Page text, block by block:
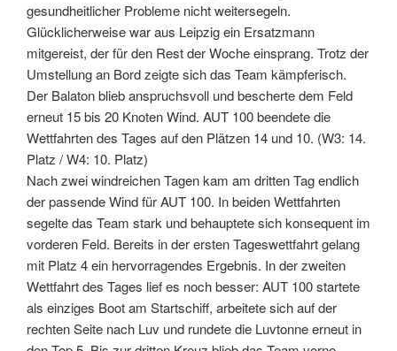
gesundheitlicher Probleme nicht weitersegeln.
Glücklicherweise war aus Leipzig ein Ersatzmann
mitgereist, der für den Rest der Woche einsprang. Trotz der
Umstellung an Bord zeigte sich das Team kämpferisch.
Der Balaton blieb anspruchsvoll und bescherte dem Feld
erneut 15 bis 20 Knoten Wind. AUT 100 beendete die
Wettfahrten des Tages auf den Plätzen 14 und 10. (W3: 14.
Platz / W4: 10. Platz)
Nach zwei windreichen Tagen kam am dritten Tag endlich
der passende Wind für AUT 100. In beiden Wettfahrten
segelte das Team stark und behauptete sich konsequent im
vorderen Feld. Bereits in der ersten Tageswettfahrt gelang
mit Platz 4 ein hervorragendes Ergebnis. In der zweiten
Wettfahrt des Tages lief es noch besser: AUT 100 startete
als einziges Boot am Startschiff, arbeitete sich auf der
rechten Seite nach Luv und rundete die Luvtonne erneut in